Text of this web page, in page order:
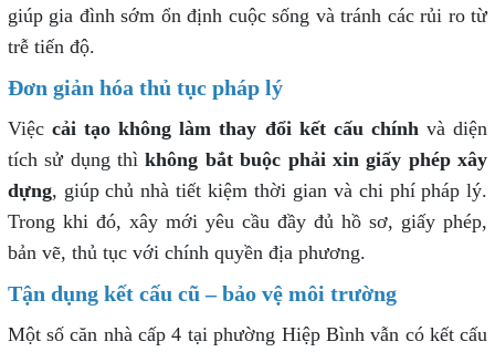
giúp gia đình sớm ổn định cuộc sống và tránh các rủi ro từ
trễ tiến độ.
Đơn giản hóa thủ tục pháp lý
Việc cải tạo không làm thay đổi kết cấu chính và diện
tích sử dụng thìkhông bắt buộc phải xin giấy phép xây
dựng, giúp chủ nhà tiết kiệm thời gian và chi phí pháp lý.
Trong khi đó, xây mới yêu cầu đầy đủ hồ sơ, giấy phép,
bản vẽ, thủ tục với chính quyền địa phương.
Tận dụng kết cấu cũ – bảo vệ môi trường
Một số căn nhà cấp 4 tại phường Hiệp Bình vẫn có kết cấu